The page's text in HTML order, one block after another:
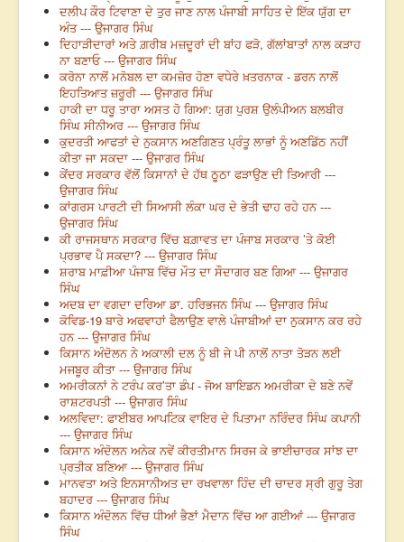
ਦਲੀਪ ਕੌਰ ਟਿਵਾਣਾ ਦੇ ਤੁਰ ਜਾਣ ਨਾਲ ਪੰਜਾਬੀ ਸਾਹਿਤ ਦੇ ਇੱਕ ਯੁੱਗ ਦਾ
ਅੰਤ --- ਉਜਾਗਰ ਸਿੰਘ
ਦਿਹਾੜੀਦਾਰਾਂ ਅਤੇ ਗ਼ਰੀਬ ਮਜ਼ਦੂਰਾਂ ਦੀ ਬਾਂਹ ਫੜੋ, ਗੱਲਾਂਬਾਤਾਂ ਨਾਲ ਕੜਾਹ
ਨਾ ਬਣਾਓ --- ਉਜਾਗਰ ਸਿੰਘ
ਕਰੋਨਾ ਨਾਲੋਂ ਮਨੋਬਲ ਦਾ ਕਮਜ਼ੋਰ ਹੋਣਾ ਵਧੇਰੇ ਖ਼ਤਰਨਾਕ - ਡਰਨ ਨਾਲੋਂ
ਇਹਤਿਆਤ ਜ਼ਰੂਰੀ --- ਉਜਾਗਰ ਸਿੰਘ
ਹਾਕੀ ਦਾ ਧਰੂ ਤਾਰਾ ਅਸਤ ਹੋ ਗਿਆ: ਯੁਗ ਪੁਰਸ਼ ਉਲੰਪੀਅਨ ਬਲਬੀਰ
ਸਿੰਘ ਸੀਨੀਅਰ --- ਉਜਾਗਰ ਸਿੰਘ
ਕੁਦਰਤੀ ਆਫਤਾਂ ਦੇ ਨੁਕਸਾਨ ਅਣਗਿਣਤ ਪ੍ਰੰਤੂ ਲਾਭਾਂ ਨੂੰ ਅਣਡਿੱਠ ਨਹੀਂ
ਕੀਤਾ ਜਾ ਸਕਦਾ --- ਉਜਾਗਰ ਸਿੰਘ
ਕੇਂਦਰ ਸਰਕਾਰ ਵੱਲੋਂ ਕਿਸਾਨਾਂ ਦੇ ਹੱਥ ਠੂਠਾ ਫੜਾਉਣ ਦੀ ਤਿਆਰੀ ---
ਉਜਾਗਰ ਸਿੰਘ
ਕਾਂਗਰਸ ਪਾਰਟੀ ਦੀ ਸਿਆਸੀ ਲੰਕਾ ਘਰ ਦੇ ਭੇਤੀ ਢਾਹ ਰਹੇ ਹਨ ---
ਉਜਾਗਰ ਸਿੰਘ
ਕੀ ਰਾਜਸਥਾਨ ਸਰਕਾਰ ਵਿੱਚ ਬਗ਼ਾਵਤ ਦਾ ਪੰਜਾਬ ਸਰਕਾਰ ’ਤੇ ਕੋਈ
ਪ੍ਰਭਾਵ ਪੈ ਸਕਦਾ? --- ਉਜਾਗਰ ਸਿੰਘ
ਸ਼ਰਾਬ ਮਾਫ਼ੀਆ ਪੰਜਾਬ ਵਿੱਚ ਮੌਤ ਦਾ ਸੌਦਾਗਰ ਬਣ ਗਿਆ --- ਉਜਾਗਰ
ਸਿੰਘ
ਅਦਬ ਦਾ ਵਗਦਾ ਦਰਿਆ ਡਾ. ਹਰਿਭਜਨ ਸਿੰਘ --- ਉਜਾਗਰ ਸਿੰਘ
ਕੋਵਿਡ-19 ਬਾਰੇ ਅਫਵਾਹਾਂ ਫੈਲਾਉਣ ਵਾਲੇ ਪੰਜਾਬੀਆਂ ਦਾ ਨੁਕਸਾਨ ਕਰ ਰਹੇ
ਹਨ --- ਉਜਾਗਰ ਸਿੰਘ
ਕਿਸਾਨ ਅੰਦੋਲਨ ਨੇ ਅਕਾਲੀ ਦਲ ਨੂੰ ਬੀ ਜੇ ਪੀ ਨਾਲੋਂ ਨਾਤਾ ਤੋੜਨ ਲਈ
ਮਜਬੂਰ ਕੀਤਾ --- ਉਜਾਗਰ ਸਿੰਘ
ਅਮਰੀਕਨਾਂ ਨੇ ਟਰੰਪ ਕਰ’ਤਾ ਡੰਪ - ਜੋਅ ਬਾਇਡਨ ਅਮਰੀਕਾ ਦੇ ਬਣੇ ਨਵੇਂ
ਰਾਸ਼ਟਰਪਤੀ --- ਉਜਾਗਰ ਸਿੰਘ
ਅਲਵਿਦਾ: ਫਾਈਬਰ ਆਪਟਿਕ ਵਾਇਰ ਦੇ ਪਿਤਾਮਾ ਨਰਿੰਦਰ ਸਿੰਘ ਕਪਾਨੀ
--- ਉਜਾਗਰ ਸਿੰਘ
ਕਿਸਾਨ ਅੰਦੋਲਨ ਅਨੇਕ ਨਵੇਂ ਕੀਰਤੀਮਾਨ ਸਿਰਜ ਕੇ ਭਾਈਚਾਰਕ ਸਾਂਝ ਦਾ
ਪ੍ਰਤੀਕ ਬਣਿਆ --- ਉਜਾਗਰ ਸਿੰਘ
ਮਾਨਵਤਾ ਅਤੇ ਇਨਸਾਨੀਅਤ ਦਾ ਰਖਵਾਲਾ ਹਿੰਦ ਦੀ ਚਾਦਰ ਸ੍ਰੀ ਗੁਰੂ ਤੇਗ
ਬਹਾਦਰ --- ਉਜਾਗਰ ਸਿੰਘ
ਕਿਸਾਨ ਅੰਦੋਲਨ ਵਿੱਚ ਧੀਆਂ ਭੈਣਾਂ ਮੈਦਾਨ ਵਿੱਚ ਆ ਗਈਆਂ --- ਉਜਾਗਰ
ਸਿੰਘ